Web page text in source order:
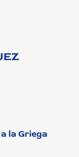
la Griega